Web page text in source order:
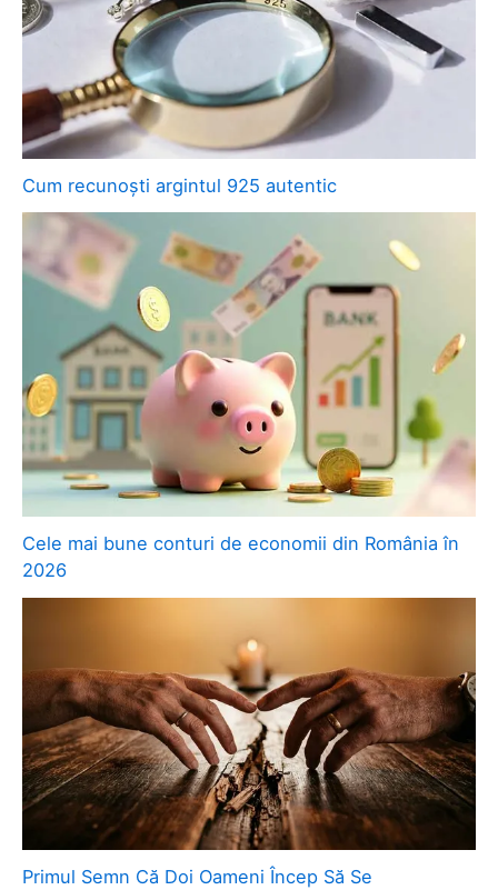
Cum recunoști argintul 925 autentic
Cele mai bune conturi de economii din România în
2026
Primul Semn Că Doi Oameni Încep Să Se